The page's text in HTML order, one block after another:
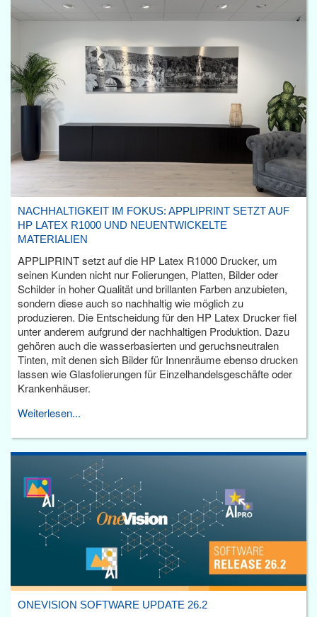
NACHHALTIGKEIT IM FOKUS: APPLIPRINT SETZT AUF
HP LATEX R1000 UND NEUENTWICKELTE
MATERIALIEN
APPLIPRINT setzt auf die HP Latex R1000 Drucker, um
seinen Kunden nicht nur Folierungen, Platten, Bilder oder
Schilder in hoher Qualität und brillanten Farben anzubieten,
sondern diese auch so nachhaltig wie möglich zu
produzieren. Die Entscheidung für den HP Latex Drucker fiel
unter anderem aufgrund der nachhaltigen Produktion. Dazu
gehören auch die wasserbasierten und geruchsneutralen
Tinten, mit denen sich Bilder für Innenräume ebenso drucken
lassen wie Glasfolierungen für Einzelhandelsgeschäfte oder
Krankenhäuser.
Weiterlesen...
ONEVISION SOFTWARE UPDATE 26.2